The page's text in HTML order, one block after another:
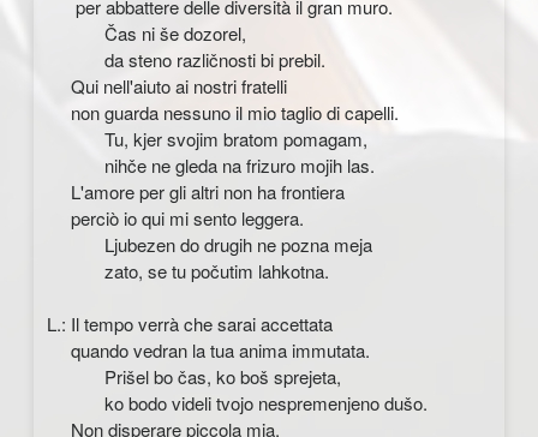
per abbattere delle diversità il gran muro.
Čas ni še dozorel,
da steno različnosti bi prebil.
Qui nell'aiuto ai nostri fratelli
non guarda nessuno il mio taglio di capelli.
Tu, kjer svojim bratom pomagam,
nihče ne gleda na frizuro mojih las.
L'amore per gli altri non ha frontiera
perciò io qui mi sento leggera.
Ljubezen do drugih ne pozna meja
zato, se tu počutim lahkotna.
L.: Il tempo verrà che sarai accettata
quando vedran la tua anima immutata.
Prišel bo čas, ko boš sprejeta,
ko bodo videli tvojo nespremenjeno dušo.
Non disperare piccola mia,